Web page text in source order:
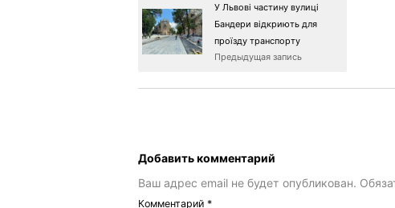
У Львові частину вулиці
Бандери відкриють для
проїзду транспорту
Предыдущая запись
Добавить комментарий
Ваш адрес email не будет опубликован.
Комментарий *